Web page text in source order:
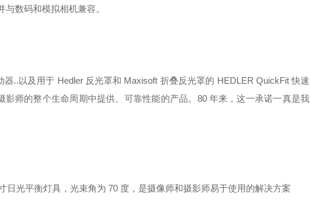
数码和模拟相机兼容。
..以及用于 Hedler 反光罩和 Maxisoft 折叠反光罩的 HEDLER QuickFit 快速
师的整个生命周期中提供、可靠性能的产品。80 年来，这一承诺一真是我
日光平衡灯具，光束角为 70 度，是摄像师和摄影师易于使用的解决方案